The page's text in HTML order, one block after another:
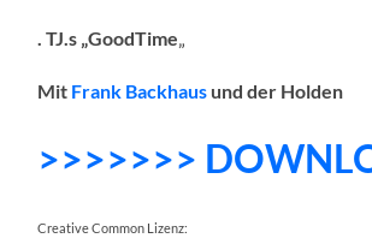
. TJ.s „GoodTime
Mit Frank Backhaus und der Holden
>>>>>>>
Creative Common Lizenz: